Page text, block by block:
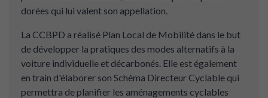
dorées qui lui valent son appellation.
La CCBPD a réalisé Plan Local de Mobilité dans le but
de développer la pratiques des modes alternatifs à la
voiture individuelle et décarbonés. Elle est également
en train d'élaborer son Schéma Directeur Cyclable qui
permettra de planifier les aménagements cyclables